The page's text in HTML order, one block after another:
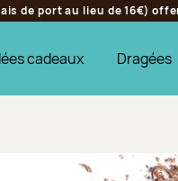
de port au lieu de 16€)
cadeaux Dragées